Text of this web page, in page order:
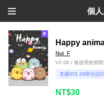
個
Happy
Nut_F
V2.06 / 無使用效期限
支援iOS 26部分設
NT$30